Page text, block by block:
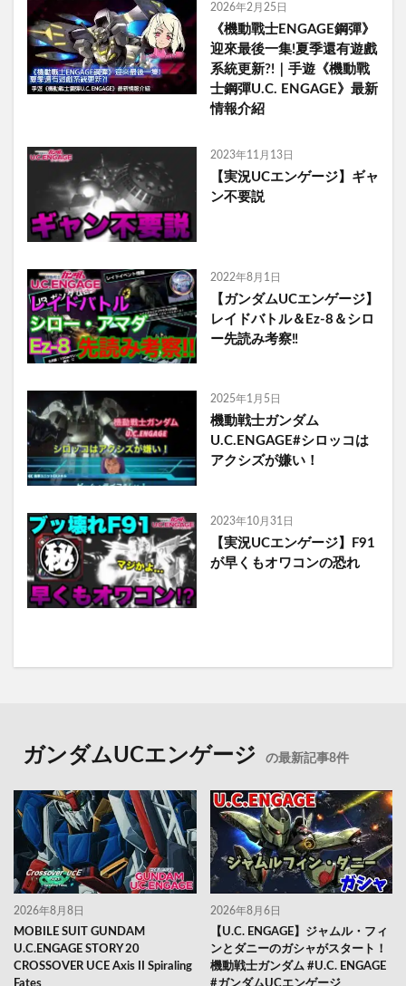
2026年2月25日
《機動戰士ENGAGE鋼彈》
迎來最後一集!夏季還有遊戲
系統更新?!｜手遊《機動戰
士鋼彈U.C. ENGAGE》最新
情報介紹
2023年11月13日
【実況UCエンゲージ】ギャ
ン不要説
2022年8月1日
【ガンダムUCエンゲージ】
レイドバトル＆Ez-8＆シロ
ー先読み考察‼️
2025年1月5日
機動戦士ガンダム
U.C.ENGAGE#シロッコは
アクシズが嫌い！
2023年10月31日
【実況UCエンゲージ】F91
が早くもオワコンの恐れ
ガンダムUCエンゲージ の最新記事8件
2026年8月8日
MOBILE SUIT GUNDAM
U.C.ENGAGE STORY 20
CROSSOVER UCE Axis II Spiraling
Fates
2026年8月6日
【U.C. ENGAGE】ジャムル・フィ
ンとダニーのガシャがスタート！
機動戦士ガンダム #U.C. ENGAGE
#ガンダムUCエンゲージ